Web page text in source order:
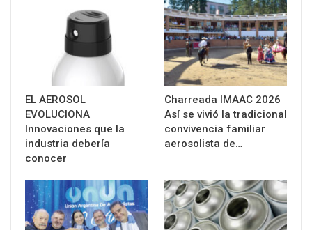
EL AEROSOL
EVOLUCIONA
Innovaciones que la
industria debería
conocer
Charreada IMAAC 2026
Así se vivió la tradicional
convivencia familiar
aerosolista de…